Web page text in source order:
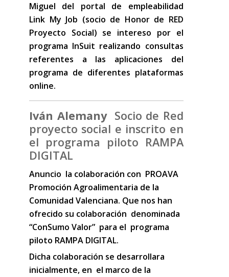
Miguel del portal de empleabilidad
Link My Job (socio de Honor de RED
Proyecto Social) se intereso por el
programa InSuit realizando consultas
referentes a las aplicaciones del
programa de diferentes plataformas
online.
Iván AlemanySocio de Red
proyecto social e inscrito en
el programa piloto RAMPA
DIGITAL
Anuncio la colaboración con PROAVA
Promoción Agroalimentaria de la
Comunidad Valenciana. Que nos han
ofrecido su colaboración denominada
“ConSumo Valor” para el programa
piloto RAMPA DIGITAL.
Dicha colaboración se desarrollara
inicialmente, en el marco de la